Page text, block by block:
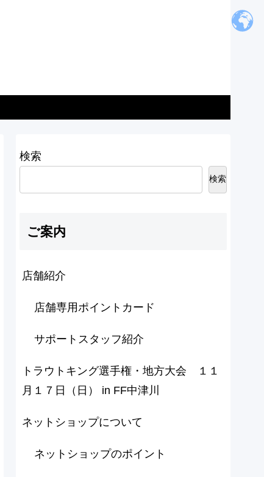
検索
検索
ご案内
店舗紹介
店舗専用ポイントカード
サポートスタッフ紹介
トラウトキング選手権・地方大会 １１
月１７日（日） in FF中津川
ネットショップについて
ネットショップのポイント